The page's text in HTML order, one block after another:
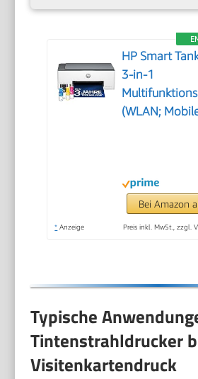
HP Smart
3-in-1
(WLAN;
Jahre
großer
hohe
Drucken in
Bei Amazon
* Anzeige Preis inkl. MwSt., zzgl.
Typische
Tintenstrahldrucker
Visitenkartendruck